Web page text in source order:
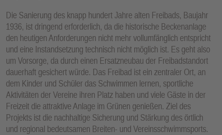
Die Sanierung des knapp hundert Jahre alten Freibads, Baujahr
1936, ist dringend erforderlich, da die historische Beckenanlage
den heutigen Anforderungen nicht mehr vollumfänglich entspricht
und eine Instandsetzung technisch nicht möglich ist. Es geht also
um Vorsorge, da durch einen Ersatzneubau der Freibadstandort
dauerhaft gesichert würde. Das Freibad ist ein zentraler Ort, an
dem Kinder und Schüler das Schwimmen lernen, sportliche
Aktivitäten der Vereine ihren Platz haben und viele Gäste in der
Freizeit die attraktive Anlage im Grünen genießen. Ziel des
Projekts ist die nachhaltige Sicherung und Stärkung des örtlich
und regional bedeutsamen Breiten- und Vereinsschwimmsports.